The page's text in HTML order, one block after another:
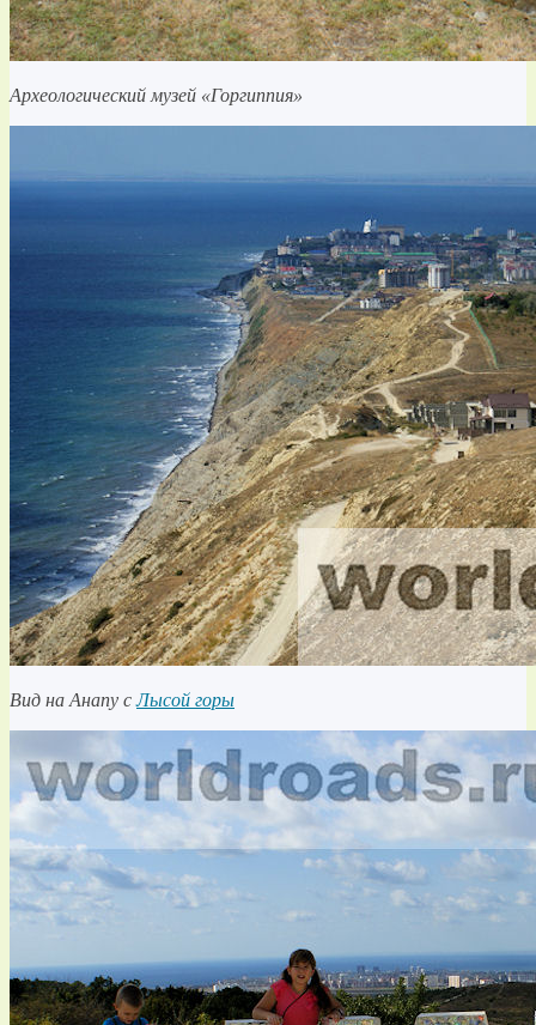
Археологический музей «Горгиппия»
Вид на Анапу сЛысой горы